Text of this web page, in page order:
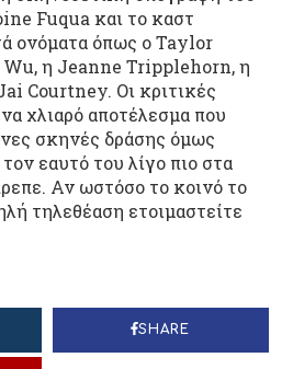
Fuqua και το καστ
ονόματα όπως ο Taylor
η Jeanne Tripplehorn, η
Courtney. Οι κριτικές
χλιαρό αποτέλεσμα που
σκηνές δράσης όμως
εαυτό του λίγο πιο στα
Αν ωστόσο το κοινό το
τηλεθέαση ετοιμαστείτε
SHARE